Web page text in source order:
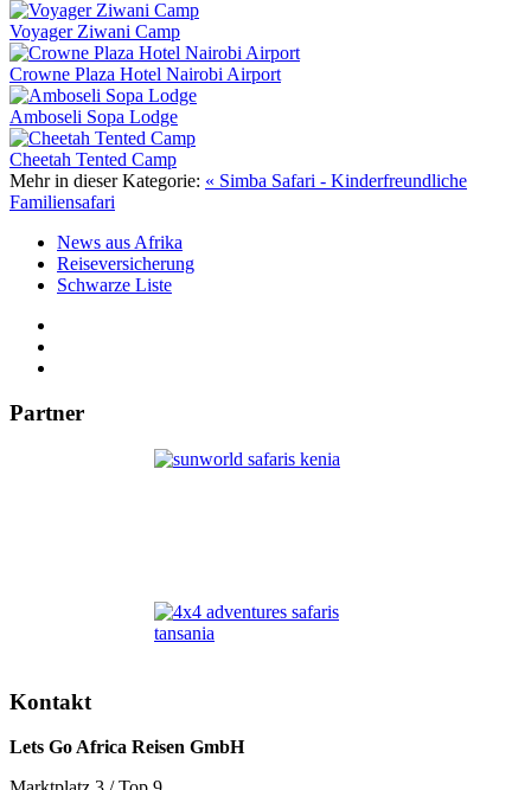
Voyager Ziwani Camp
Crowne Plaza Hotel Nairobi Airport
Amboseli Sopa Lodge
Cheetah Tented Camp
Mehr in dieser Kategorie: « Simba Safari - Kinderfreundliche
Familiensafari
News aus Afrika
Reiseversicherung
Schwarze Liste
Partner
Kontakt
Lets Go Africa Reisen GmbH